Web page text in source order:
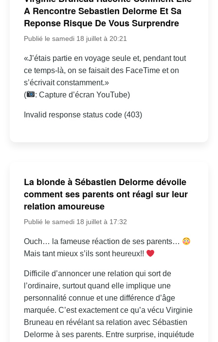
A Rencontre Sebastien Delorme Et Sa
Reponse Risque De Vous Surprendre
Publié le samedi 18 juillet à 20:21
«J’étais partie en voyage seule et, pendant tout
ce temps-là, on se faisait des FaceTime et on
s’écrivait constamment.»
(
: Capture d’écran YouTube)
Invalid response status code (403)
La blonde à Sébastien Delorme dévoile
comment ses parents ont réagi sur leur
relation amoureuse
Publié le samedi 18 juillet à 17:32
Ouch… la fameuse réaction de ses parents…
Mais tant mieux s’ils sont heureux!!
Difficile d’annoncer une relation qui sort de
l’ordinaire, surtout quand elle implique une
personnalité connue et une différence d’âge
marquée. C’est exactement ce qu’a vécu Virginie
Bruneau en révélant sa relation avec Sébastien
Delorme à ses parents. Entre surprise, inquiétude